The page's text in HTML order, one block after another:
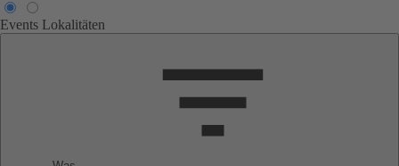
Events Lokalitäten